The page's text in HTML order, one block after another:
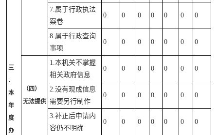
三
、
本
年
度
办
7.属于行政执法
案卷
0 0 0 0 0 0 0
8.属于行政查询
事项
0 0 0 0 0 0 0
（四）
无法提供
1.本机关不掌握
相关政府信息
0 0 0 0 0 0 0
2.没有现成信息
需要另行制作
0 0 0 0 0 0 0
3.补正后申请内
容仍不明确
0 0 0 0 0 0 0